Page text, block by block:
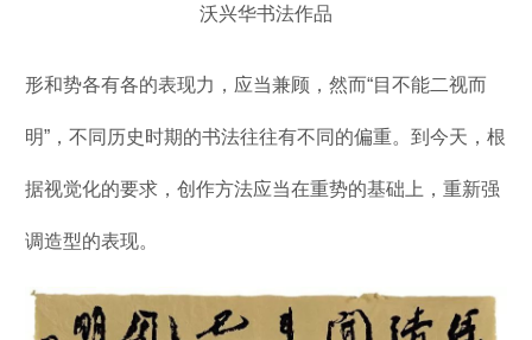
沃兴华书法作品
形和势各有各的表现力，应当兼顾，然而“目不能二视而
明”，不同历史时期的书法往往有不同的偏重。到今天，根
据视觉化的要求，创作方法应当在重势的基础上，重新强
调造型的表现。